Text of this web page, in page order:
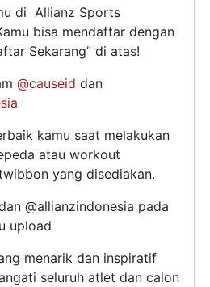
di Allianz Sports
bisa mendaftar dengan
Sekarang” di atas!
@causeid dan
kamu saat melakukan
atau workout
yang disediakan.
@allianzindonesia pada
upload
menarik dan inspiratif
seluruh atlet dan calon